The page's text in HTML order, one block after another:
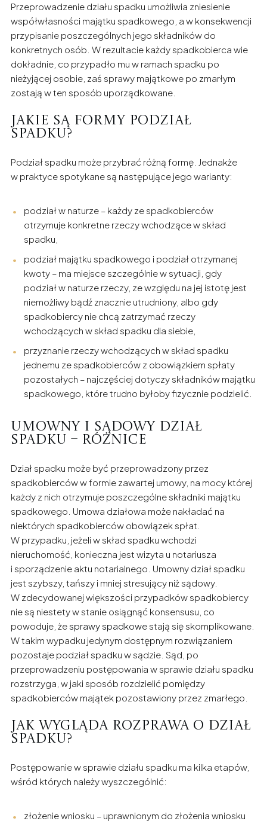
Przeprowadzenie działu spadku umożliwia zniesienie
współwłasności majątku spadkowego, a w konsekwencji
przypisanie poszczególnych jego składników do
konkretnych osób. W rezultacie każdy spadkobierca wie
dokładnie, co przypadło mu w ramach spadku po
nieżyjącej osobie, zaś sprawy majątkowe po zmarłym
zostają w ten sposób uporządkowane.
Jakie są formy podział
spadku?
Podział spadku może przybrać różną formę. Jednakże
w praktyce spotykane są następujące jego warianty:
podział w naturze – każdy ze spadkobierców
otrzymuje konkretne rzeczy wchodzące w skład
spadku,
podział majątku spadkowego i podział otrzymanej
kwoty – ma miejsce szczególnie w sytuacji, gdy
podział w naturze rzeczy, ze względu na jej istotę jest
niemożliwy bądź znacznie utrudniony, albo gdy
spadkobiercy nie chcą zatrzymać rzeczy
wchodzących w skład spadku dla siebie,
przyznanie rzeczy wchodzących w skład spadku
jednemu ze spadkobierców z obowiązkiem spłaty
pozostałych – najczęściej dotyczy składników majątku
spadkowego, które trudno byłoby fizycznie podzielić.
Umowny i sądowy dział
spadku – różnice
Dział spadku może być przeprowadzony przez
spadkobierców w formie zawartej umowy, na mocy której
każdy z nich otrzymuje poszczególne składniki majątku
spadkowego. Umowa działowa może nakładać na
niektórych spadkobierców obowiązek spłat.
W przypadku, jeżeli w skład spadku wchodzi
nieruchomość, konieczna jest wizyta u notariusza
i sporządzenie aktu notarialnego. Umowny dział spadku
jest szybszy, tańszy i mniej stresujący niż sądowy.
W zdecydowanej większości przypadków spadkobiercy
nie są niestety w stanie osiągnąć konsensusu, co
powoduje, żesprawy spadkowestają się skomplikowane.
W takim wypadku jedynym dostępnym rozwiązaniem
pozostaje podział spadku w sądzie. Sąd, po
przeprowadzeniu postępowania w sprawie działu spadku
rozstrzyga, w jaki sposób rozdzielić pomiędzy
spadkobierców majątek pozostawiony przez zmarłego.
Jak wygląda rozprawa o dział
spadku?
Postępowanie w sprawie działu spadku ma kilka etapów,
wśród których należy wyszczególnić:
złożenie wniosku – uprawnionym do złożenia wniosku